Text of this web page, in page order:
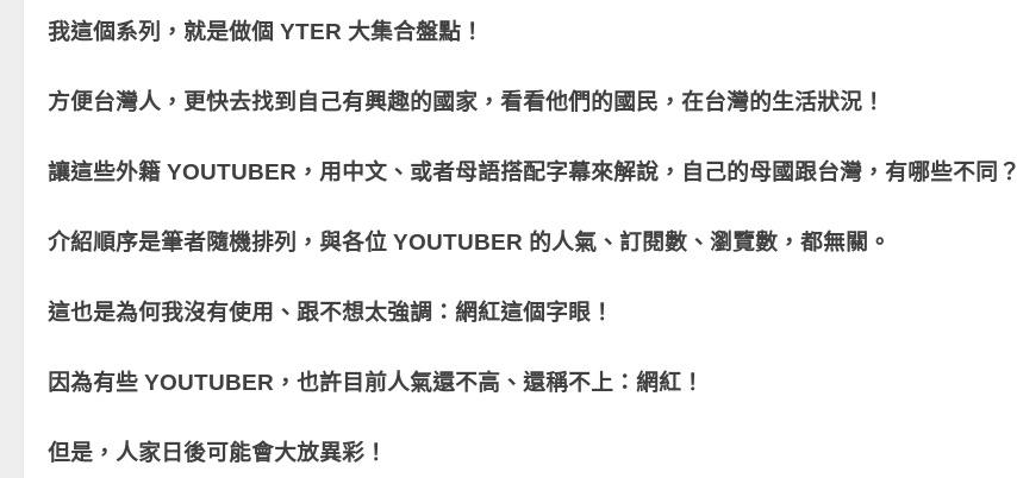
我這個系列，就是做個 YTER 大集合盤點！
方便台灣人，更快去找到自己有興趣的國家，看看他們的國民，在台灣的生活狀況！
讓這些外籍 YOUTUBER，用中文、或者母語搭配字幕來解說，自己的母國跟台灣，有哪些不同？
介紹順序是筆者隨機排列，與各位 YOUTUBER 的人氣、訂閱數、瀏覽數，都無關。
這也是為何我沒有使用、跟不想太強調：網紅這個字眼！
因為有些 YOUTUBER，也許目前人氣還不高、還稱不上：網紅！
但是，人家日後可能會大放異彩！